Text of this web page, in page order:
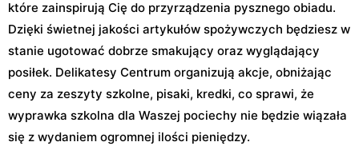
które zainspirują Cię do przyrządzenia pysznego obiadu.
Dzięki świetnej jakości artykułów spożywczych będziesz w
stanie ugotować dobrze smakujący oraz wyglądający
posiłek. Delikatesy Centrum organizują akcje, obniżając
ceny za zeszyty szkolne, pisaki, kredki, co sprawi, że
wyprawka szkolna dla Waszej pociechy nie będzie wiązała
się z wydaniem ogromnej ilości pieniędzy.